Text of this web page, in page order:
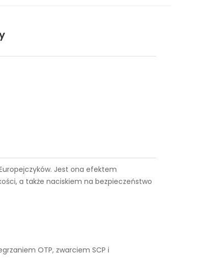
Jest ona efektem
a także naciskiem na bezpieczeństwo
OTP, zwarciem SCP i